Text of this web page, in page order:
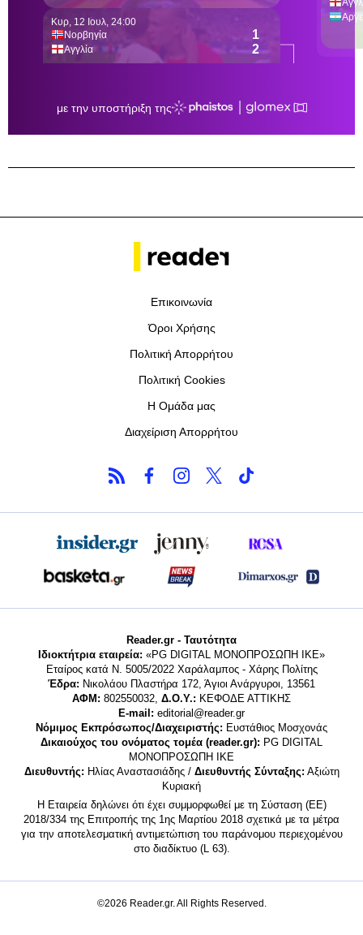
Επικοινωνία
Όροι Χρήσης
Πολιτική Απορρήτου
Πολιτική Cookies
Η Ομάδα μας
Διαχείριση Απορρήτου
Reader.gr - Ταυτότητα
Ιδιοκτήτρια εταιρεία: «PG DIGITAL MONΟΠΡΟΣΩΠΗ ΙΚΕ»
Εταίρος κατά Ν. 5005/2022 Χαράλαμπος - Χάρης Πολίτης
Έδρα: Νικολάου Πλαστήρα 172, Άγιοι Ανάργυροι, 13561
ΑΦΜ: 802550032, Δ.Ο.Υ.: ΚΕΦΟΔΕ ΑΤΤΙΚΗΣ
E-mail: editorial@reader.gr
Νόμιμος Εκπρόσωπος/Διαχειριστής: Ευστάθιος Μοσχονάς
Δικαιούχος του ονόματος τομέα (reader.gr): PG DIGITAL
MONΟΠΡΟΣΩΠΗ ΙΚΕ
Διευθυντής: Ηλίας Αναστασιάδης / Διευθυντής Σύνταξης: Αξιώτη
Κυριακή
Η Εταιρεία δηλώνει ότι έχει συμμορφωθεί με τη Σύσταση (ΕΕ)
2018/334 της Επιτροπής της 1ης Μαρτίου 2018 σχετικά με τα μέτρα
για την αποτελεσματική αντιμετώπιση του παράνομου περιεχομένου
στο διαδίκτυο (L 63).
©2026 Reader.gr. All Rights Reserved.